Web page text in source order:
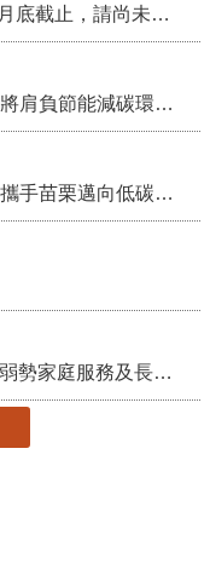
115年第2季固定源空污費申報已於7月底截止，請尚未申報公私場所儘速完成申繳，以免面臨滯納金及罰鍰!
冠軍建材「近零展望建材館」啟用 將肩負節能減碳環境教育重任
冠軍建材「近零展望建材館」啟用 攜手苗栗邁向低碳建築新未來
苗栗玉清宮捐贈500萬元給縣府 挹注弱勢家庭服務及長照醫療資源